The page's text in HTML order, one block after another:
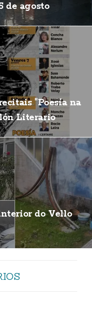
de agosto
"Poesía na
Literario
do Vello